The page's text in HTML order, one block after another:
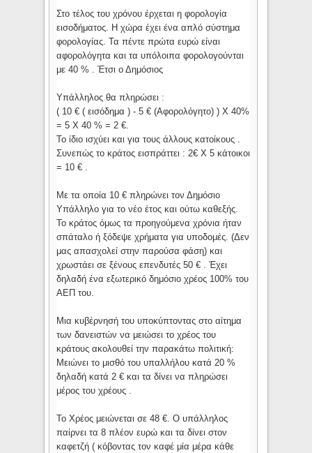
Στο τέλος του χρόνου έρχεται η φορολογία
εισοδήματος. Η χώρα έχει ένα απλό σύστημα
φορολογίας. Τα πέντε πρώτα ευρώ είναι
αφορολόγητα και τα υπόλοιπα φορολογούνται
με 40 % . Έτσι ο Δημόσιος
Υπάλληλος θα πληρώσει :
( 10 € ( εισόδημα ) - 5 € (Αφορολόγητο) ) Χ 40%
= 5 Χ 40 % = 2 €.
Το ίδιο ισχύει και για τους άλλους κατοίκους .
Συνεπώς το κράτος εισπράττει : 2€ Χ 5 κάτοικοι
= 10 € .
Με τα οποία 10 € πληρώνει τον Δημόσιο
Υπάλληλο για το νέο έτος και ούτω καθεξής.
Το κράτος όμως τα προηγούμενα χρόνια ήταν
σπάταλο ή ξόδεψε χρήματα για υποδομές. (Δεν
μας απασχολεί στην παρούσα φάση) και
χρωστάει σε ξένους επενδυτές 50 € . Έχει
δηλαδή ένα εξωτερικό δημόσιο χρέος 100% του
ΑΕΠ του.
Μια κυβέρνησή του υποκύπτοντας στο αίτημα
των δανειστών να μειώσει το χρέος του
κράτους ακολουθεί την παρακάτω πολιτική:
Μειώνει το μισθό του υπαλλήλου κατά 20 %
δηλαδή κατά 2 € και τα δίνει να πληρώσει
μέρος του χρέους .
Το Χρέος μειώνεται σε 48 €. Ο υπάλληλος
παίρνει τα 8 πλέον ευρώ και τα δίνει στον
καφετζή ( κόβοντας τον καφέ μία μέρα κάθε